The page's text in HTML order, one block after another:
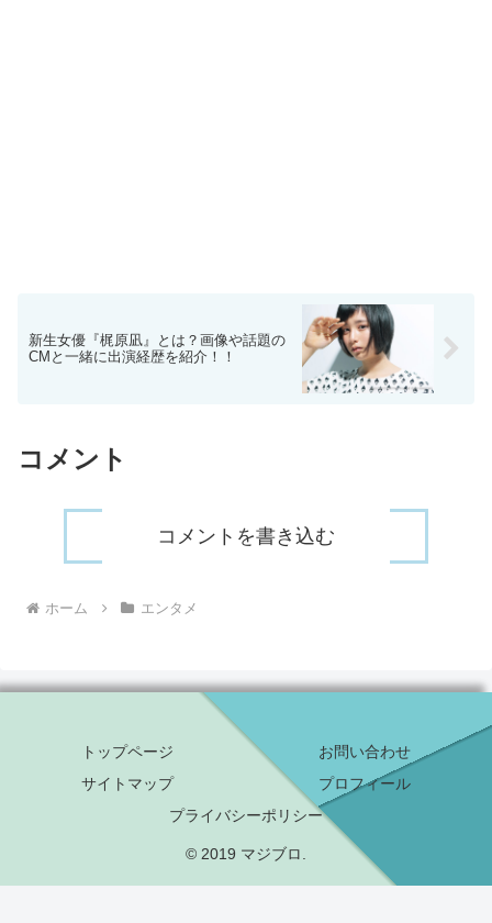
新生女優『梶原凪』とは？画像や話題の
CMと一緒に出演経歴を紹介！！
コメント
コメントを書き込む
ホーム エンタメ
トップページ
お問い合わせ
サイトマップ
プロフィール
プライバシーポリシー
© 2019 マジブロ.